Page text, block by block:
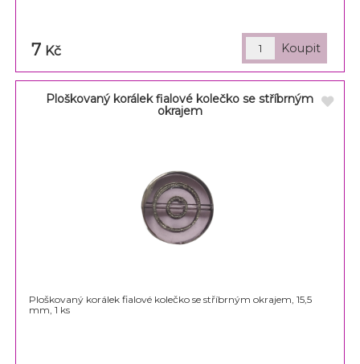
7 Kč
Ploškovaný korálek fialové kolečko se stříbrným
okrajem
Ploškovaný korálek fialové kolečko se stříbrným okrajem, 15,5
mm, 1 ks